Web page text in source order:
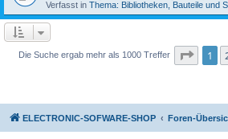
Verfasst in Thema: Bibliotheken, Bauteile und
Die Suche ergab mehr als 1000 Treffer Seite 1
1
ELECTRONIC-SOFWARE-SHOP Foren-